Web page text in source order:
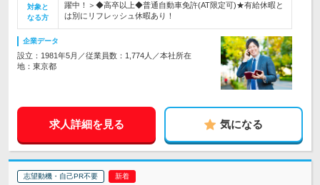
対象と
なる方
躍中！＞◆高卒以上◆普通自動車免許(AT限定可)★有給休暇と
は別にリフレッシュ休暇あり！
企業データ
設立：1981年5月／従業員数：1,774人／本社所在
地：東京都
求人詳細を見る 気になる
志望動機・自己PR不要